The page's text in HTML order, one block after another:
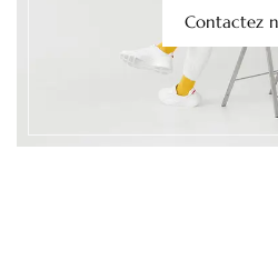
Contactez